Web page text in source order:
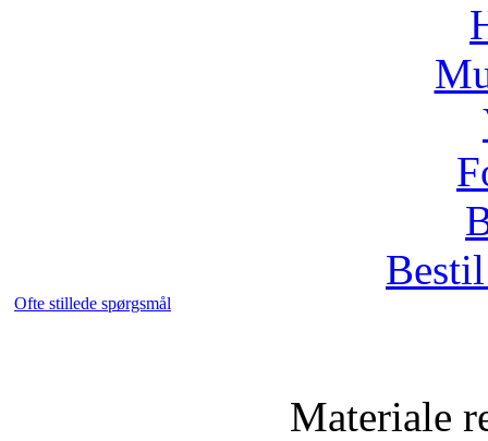
Ofte stillede spørgsmål
Materiale